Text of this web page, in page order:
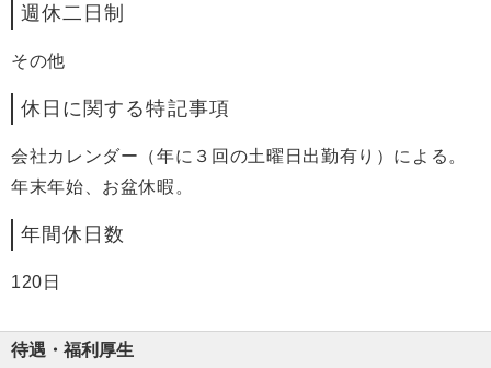
週休二日制
その他
休日に関する特記事項
会社カレンダー（年に３回の土曜日出勤有り）による。
年末年始、お盆休暇。
年間休日数
120日
待遇・福利厚生